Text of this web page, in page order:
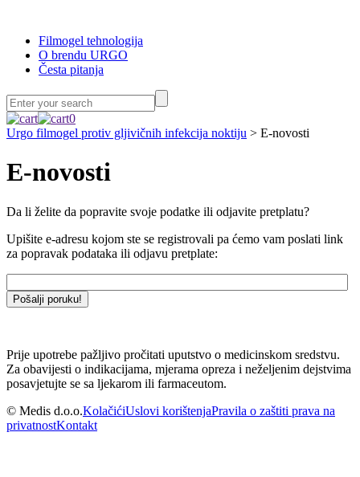
Filmogel tehnologija
O brendu URGO
Česta pitanja
0
Urgo filmogel protiv gljivičnih infekcija noktiju > E-novosti
E-novosti
Da li želite da popravite svoje podatke ili odjavite pretplatu?
Upišite e-adresu kojom ste se registrovali pa ćemo vam poslati link
za popravak podataka ili odjavu pretplate:
Prije upotrebe pažljivo pročitati uputstvo o medicinskom sredstvu.
Za obavijesti o indikacijama, mjerama opreza i neželjenim dejstvima
posavjetujte se sa ljekarom ili farmaceutom.
© Medis d.o.o.KolačićiUslovi korištenjaPravila o zaštiti prava na
privatnostKontakt